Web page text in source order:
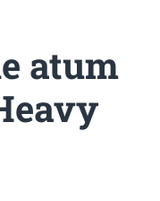
atum